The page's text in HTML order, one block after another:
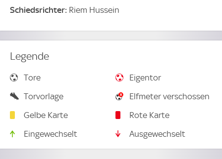
Schiedsrichter: Riem Hussein
Legende
Tore
Eigentor
Torvorlage
Elfmeter verschossen
Gelbe Karte
Rote Karte
Eingewechselt
Ausgewechselt